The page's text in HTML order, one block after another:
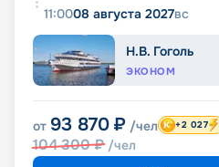
11:0008 августа 2027вс
Н.В. Гоголь
ЭКОНОМ
от 93 870 ₽ /чел
104 300₽ /чел
+2 027